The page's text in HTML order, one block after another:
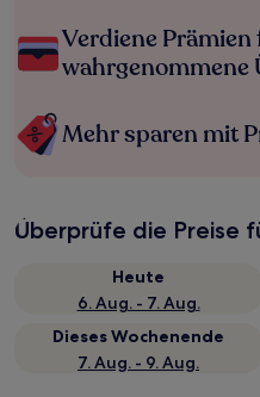
Verdiene Prämien
wahrgenommene
Mehr sparen mit
Überprüfe die Preise
Heute
6. Aug. - 7. Aug.
Dieses Wochenende
7. Aug. - 9. Aug.